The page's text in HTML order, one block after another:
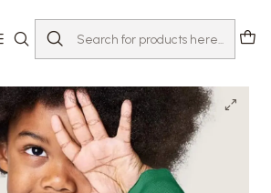
T-shirts com Mensagem
Natal
Sweat Modo Natal On